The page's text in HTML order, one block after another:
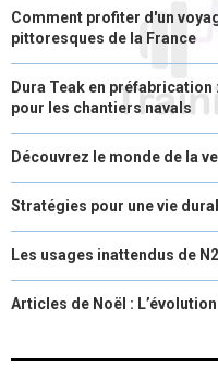
Comment profiter d'un
pittoresques de la France
Dura Teak en
pour les chantiers navals
Découvrez le monde de la
Stratégies pour une vie
Les usages inattendus de
Articles de Noël :